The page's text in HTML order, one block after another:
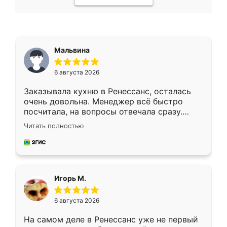
Мальвина
6 августа 2026
Заказывала кухню в Ренессанс, осталась
очень довольна. Менеджер всё быстро
посчитала, на вопросы отвечала сразу.
Замерщик приехал в субботу, подошёл к
делу со всей ответственностью. Собрали
за день, ребята работали аккуратно, даже
Читать полностью
Игорь М.
6 августа 2026
На самом деле в Ренессанс уже не первый